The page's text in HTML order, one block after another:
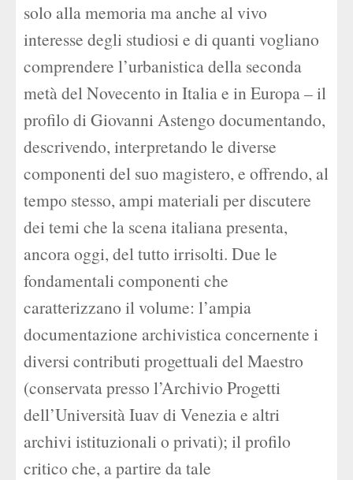
solo alla memoria ma anche al vivo
interesse degli studiosi e di quanti vogliano
comprendere l’urbanistica della seconda
metà del Novecento in Italia e in Europa – il
profilo di Giovanni Astengo documentando,
descrivendo, interpretando le diverse
componenti del suo magistero, e offrendo, al
tempo stesso, ampi materiali per discutere
dei temi che la scena italiana presenta,
ancora oggi, del tutto irrisolti. Due le
fondamentali componenti che
caratterizzano il volume: l’ampia
documentazione archivistica concernente i
diversi contributi progettuali del Maestro
(conservata presso l’Archivio Progetti
dell’Università Iuav di Venezia e altri
archivi istituzionali o privati); il profilo
critico che, a partire da tale